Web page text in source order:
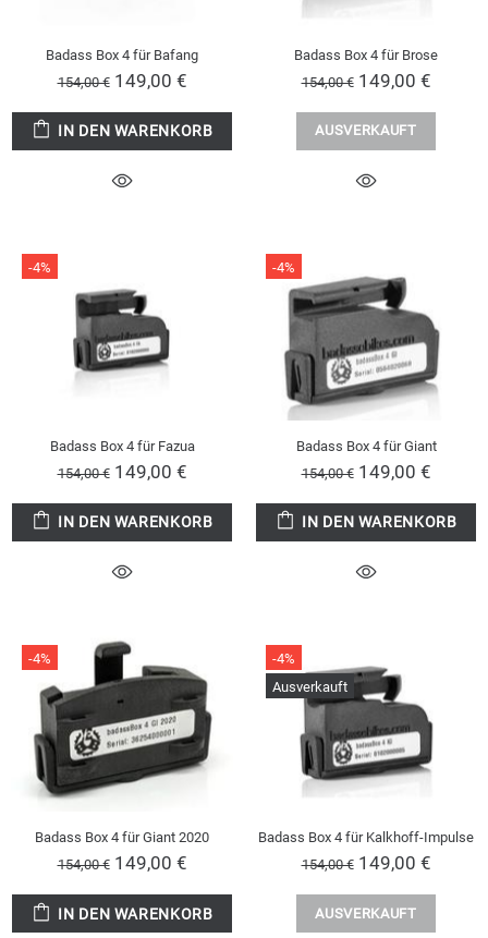
Badass Box 4 für Bafang
154,00 € 149,00 €
IN DEN WARENKORB
Badass Box 4 für Brose
154,00 € 149,00 €
AUSVERKAUFT
-4%
Badass Box 4 für Fazua
154,00 € 149,00 €
IN DEN WARENKORB
-4%
Badass Box 4 für Giant
154,00 € 149,00 €
IN DEN WARENKORB
-4%
Badass Box 4 für Giant 2020
154,00 € 149,00 €
IN DEN WARENKORB
-4%
Ausverkauft
Badass Box 4 für Kalkhoff-Impulse
154,00 € 149,00 €
AUSVERKAUFT